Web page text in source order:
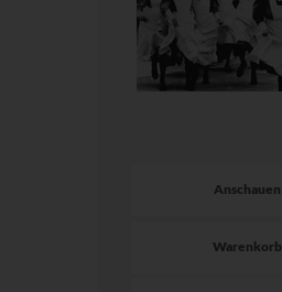
Anschauen
Warenkorb